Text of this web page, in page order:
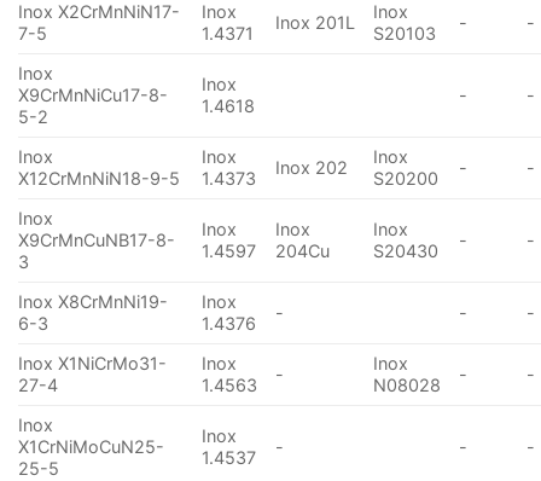
Inox X2CrMnNiN17-
7-5
Inox
1.4371
Inox 201L
Inox
S20103
- -
Inox
X9CrMnNiCu17-8-
5-2
Inox
1.4618
- -
Inox
X12CrMnNiN18-9-5
Inox
1.4373
Inox 202
Inox
S20200
- -
Inox
X9CrMnCuNB17-8-
3
Inox
1.4597
Inox
204Cu
Inox
S20430
- -
Inox X8CrMnNi19-
6-3
Inox
1.4376
- - -
Inox X1NiCrMo31-
27-4
Inox
1.4563
-
Inox
N08028
- -
Inox
X1CrNiMoCuN25-
25-5
Inox
1.4537
- - -